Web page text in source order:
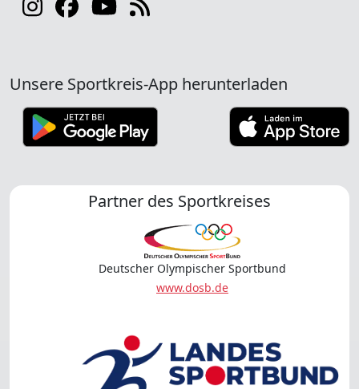
Unsere Sportkreis-App herunterladen
Partner des Sportkreises
Deutscher Olympischer Sportbund
www.dosb.de